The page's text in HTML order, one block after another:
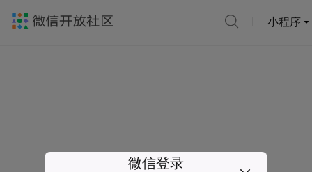
小程序
微信登录